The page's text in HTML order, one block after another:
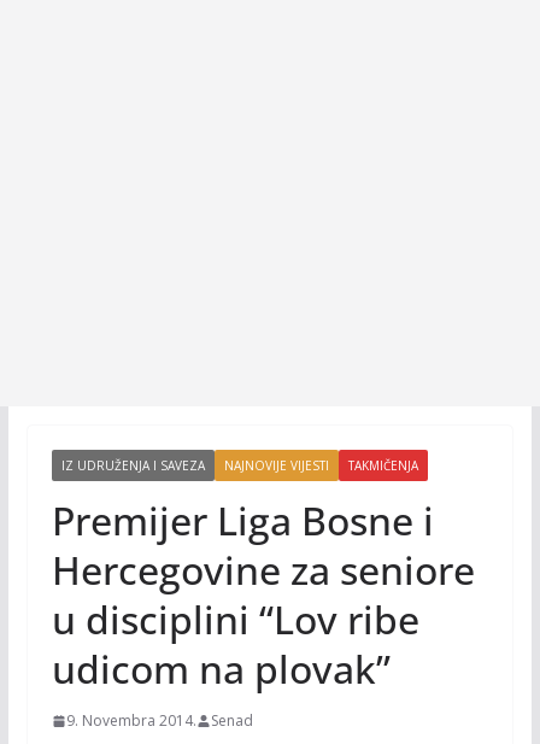
IZ UDRUŽENJA I SAVEZA NAJNOVIJE VIJESTI TAKMIČENJA
Premijer Liga Bosne i
Hercegovine za seniore
u disciplini “Lov ribe
udicom na plovak”
9. Novembra 2014. Senad